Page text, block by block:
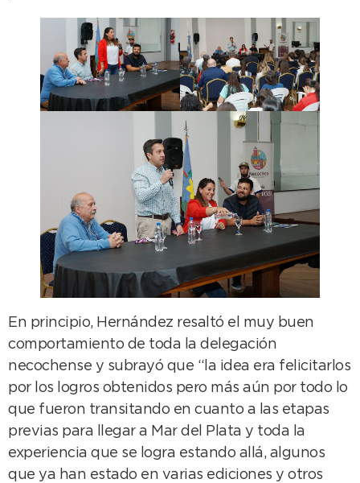
En principio, Hernández resaltó el muy buen
comportamiento de toda la delegación
necochense y subrayó que “la idea era felicitarlos
por los logros obtenidos pero más aún por todo lo
que fueron transitando en cuanto a las etapas
previas para llegar a Mar del Plata y toda la
experiencia que se logra estando allá, algunos
que ya han estado en varias ediciones y otros